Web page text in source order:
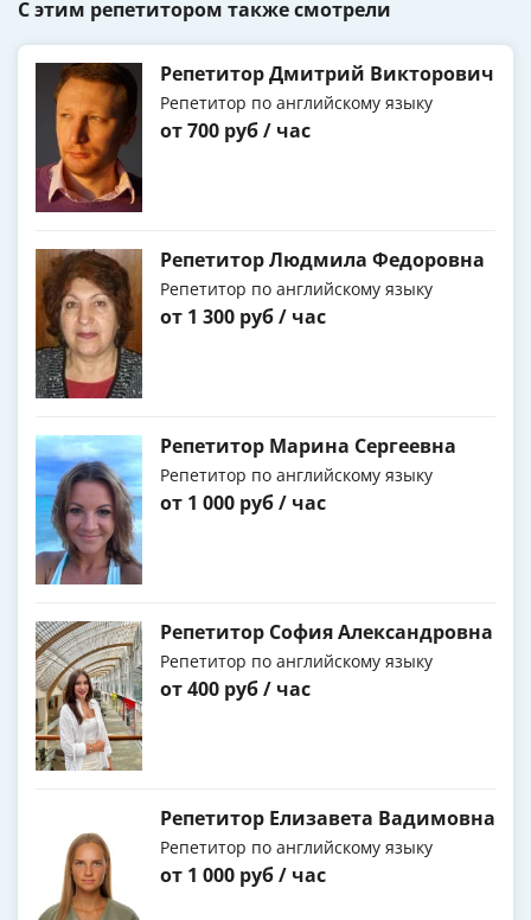
С этим репетитором также смотрели
Репетитор Дмитрий Викторович
Репетитор по английскому языку
от 700 руб / час
Репетитор Людмила Федоровна
Репетитор по английскому языку
от 1 300 руб / час
Репетитор Марина Сергеевна
Репетитор по английскому языку
от 1 000 руб / час
Репетитор София Александровна
Репетитор по английскому языку
от 400 руб / час
Репетитор Елизавета Вадимовна
Репетитор по английскому языку
от 1 000 руб / час